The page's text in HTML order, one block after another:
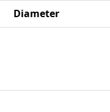
Specificaties
Diameter